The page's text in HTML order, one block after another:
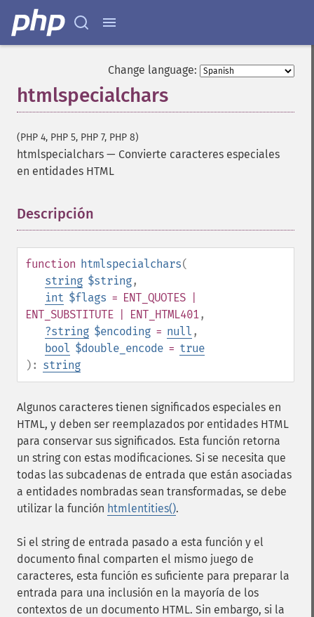
Change language:
htmlspecialchars
(PHP 4, PHP 5, PHP 7, PHP 8)
htmlspecialchars — Convierte caracteres especiales
en entidades HTML
Descripción
function htmlspecialchars(
string $string,
int $flags = ENT_QUOTES |
ENT_SUBSTITUTE | ENT_HTML401,
?string $encoding = null ,
bool $double_encode = true
): string
Algunos caracteres tienen significados especiales en
HTML, y deben ser reemplazados por entidades HTML
para conservar sus significados. Esta función retorna
un string con estas modificaciones. Si se necesita que
todas las subcadenas de entrada que están asociadas
a entidades nombradas sean transformadas, se debe
utilizar la función htmlentities().
Si el string de entrada pasado a esta función y el
documento final comparten el mismo juego de
caracteres, esta función es suficiente para preparar la
entrada para una inclusión en la mayoría de los
contextos de un documento HTML. Sin embargo, si la